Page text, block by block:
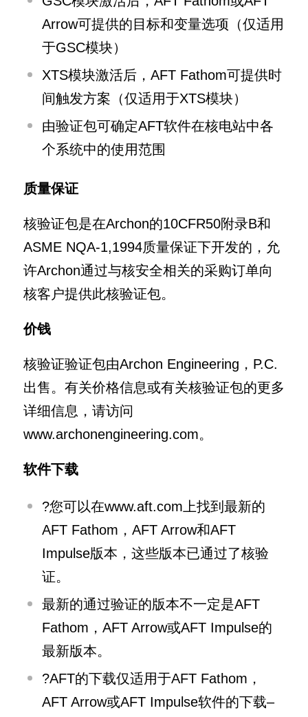
Arrow可提供的目标和变量选项（仅适用
于GSC模块）
XTS模块激活后，AFT Fathom可提供时
间触发方案（仅适用于XTS模块）
由验证包可确定AFT软件在核电站中各
个系统中的使用范围
质量保证
核验证包是在Archon的10CFR50附录B和
ASME NQA-1,1994质量保证下开发的，允
许Archon通过与核安全相关的采购订单向
核客户提供此核验证包。
价钱
核验证验证包由Archon Engineering，P.C.
出售。有关价格信息或有关核验证包的更多
详细信息，请访问
www.archonengineering.com。
软件下载
?您可以在www.aft.com上找到最新的
AFT Fathom，AFT Arrow和AFT
Impulse版本，这些版本已通过了核验
证。
最新的通过验证的版本不一定是AFT
Fathom，AFT Arrow或AFT Impulse的
最新版本。
?AFT的下载仅适用于AFT Fathom，
AFT Arrow或AFT Impulse软件的下载–